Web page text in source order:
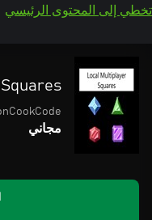
تخطي إلى المحتوى الرئيسي
مجاني